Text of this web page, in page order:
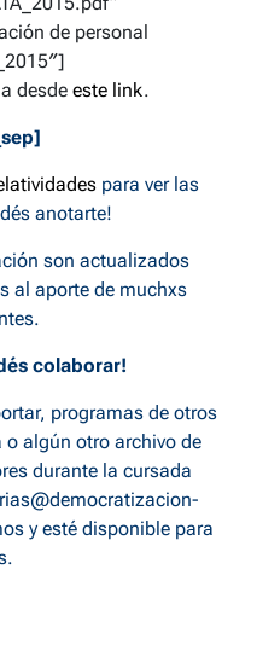
de personal
desde este link.
para ver las
anotarte!
son actualizados
al aporte de muchxs
colaborar!
programas de otros
algún otro archivo de
durante la cursada
y esté disponible para